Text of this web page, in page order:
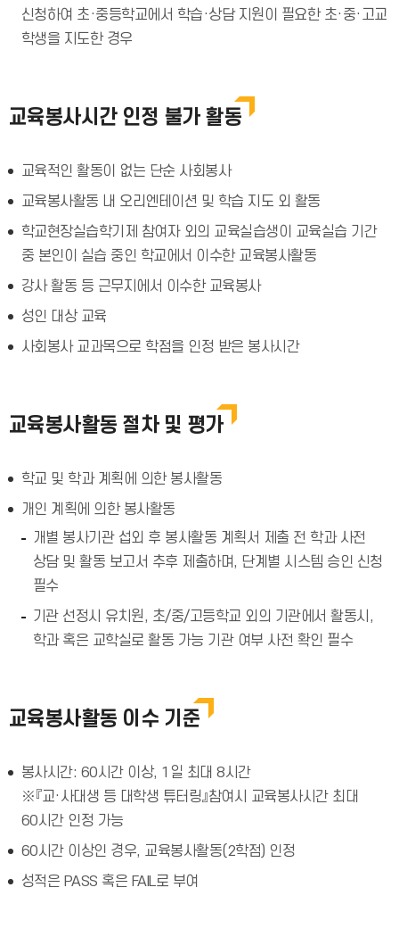
신청하여 초·중등학교에서 학습·상담 지원이 필요한 초·중·고교
학생을 지도한 경우
교육봉사시간 인정 불가 활동
교육적인 활동이 없는 단순 사회봉사
교육봉사활동 내 오리엔테이션 및 학습 지도 외 활동
학교현장실습학기제 참여자 외의 교육실습생이 교육실습 기간
중 본인이 실습 중인 학교에서 이수한 교육봉사활동
강사 활동 등 근무지에서 이수한 교육봉사
성인 대상 교육
사회봉사 교과목으로 학점을 인정 받은 봉사시간
교육봉사활동 절차 및 평가
학교 및 학과 계획에 의한 봉사활동
개인 계획에 의한 봉사활동
개별 봉사기관 섭외 후 봉사활동 계획서 제출 전 학과 사전
상담 및 활동 보고서 추후 제출하며, 단계별 시스템 승인 신청
필수
기관 선정시 유치원, 초/중/고등학교 외의 기관에서 활동시,
학과 혹은 교학실로 활동 가능 기관 여부 사전 확인 필수
교육봉사활동 이수 기준
봉사시간: 60시간 이상, 1일 최대 8시간
※『교·사대생 등 대학생 튜터링』참여시 교육봉사시간 최대
60시간 인정 가능
60시간 이상인 경우, 교육봉사활동(2학점) 인정
성적은 PASS 혹은 FAIL로 부여